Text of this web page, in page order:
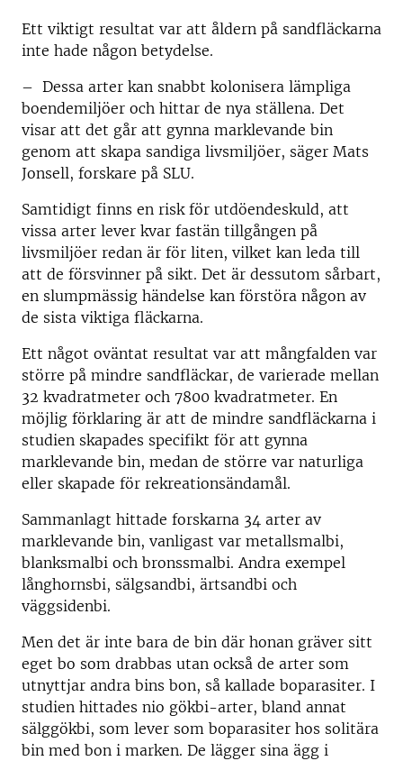
Ett viktigt resultat var att åldern på sandfläckarna
inte hade någon betydelse.
– Dessa arter kan snabbt kolonisera lämpliga
boendemiljöer och hittar de nya ställena. Det
visar att det går att gynna marklevande bin
genom att skapa sandiga livsmiljöer, säger Mats
Jonsell, forskare på SLU.
Samtidigt finns en risk för utdöendeskuld, att
vissa arter lever kvar fastän tillgången på
livsmiljöer redan är för liten, vilket kan leda till
att de försvinner på sikt. Det är dessutom sårbart,
en slumpmässig händelse kan förstöra någon av
de sista viktiga fläckarna.
Ett något oväntat resultat var att mångfalden var
större på mindre sandfläckar, de varierade mellan
32 kvadratmeter och 7800 kvadratmeter. En
möjlig förklaring är att de mindre sandfläckarna i
studien skapades specifikt för att gynna
marklevande bin, medan de större var naturliga
eller skapade för rekreationsändamål.
Sammanlagt hittade forskarna 34 arter av
marklevande bin, vanligast var metallsmalbi,
blanksmalbi och bronssmalbi. Andra exempel
långhornsbi, sälgsandbi, ärtsandbi och
väggsidenbi.
Men det är inte bara de bin där honan gräver sitt
eget bo som drabbas utan också de arter som
utnyttjar andra bins bon, så kallade boparasiter. I
studien hittades nio gökbi-arter, bland annat
sälggökbi, som lever som boparasiter hos solitära
bin med bon i marken. De lägger sina ägg i